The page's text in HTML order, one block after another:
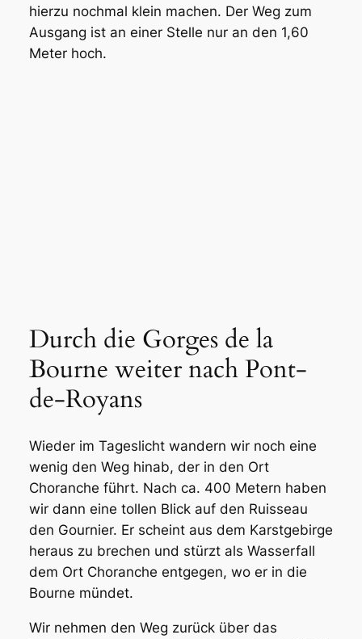
hierzu nochmal klein machen. Der Weg zum
Ausgang ist an einer Stelle nur an den 1,60
Meter hoch.
Durch die Gorges de la
Bourne weiter nach Pont-
de-Royans
Wieder im Tageslicht wandern wir noch eine
wenig den Weg hinab, der in den Ort
Choranche führt. Nach ca. 400 Metern haben
wir dann eine tollen Blick auf den Ruisseau
den Gournier. Er scheint aus dem Karstgebirge
heraus zu brechen und stürzt als Wasserfall
dem Ort Choranche entgegen, wo er in die
Bourne mündet.
Wir nehmen den Weg zurück über das